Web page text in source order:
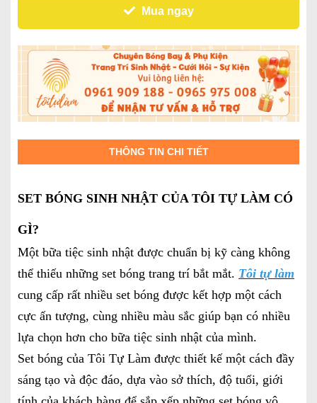
Mua ngay
THÔNG TIN CHI TIẾT
SET BÓNG SINH NHẬT CỦA TÔI TỰ LÀM CÓ
GÌ?
Một bữa tiệc sinh nhật được chuẩn bị kỹ càng không
thể thiếu những set bóng trang trí bắt mắt. Tôi tự làm
cung cấp rất nhiều set bóng được kết hợp một cách
cực ấn tượng, cùng nhiều màu sắc giúp bạn có nhiều
lựa chọn hơn cho bữa tiệc sinh nhật của mình.
Set bóng của Tôi Tự Làm được thiết kế một cách đầy
sáng tạo và độc đáo, dựa vào sở thích, độ tuổi, giới